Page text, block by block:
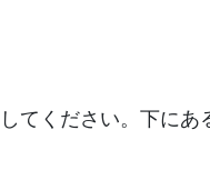
てください。下にあ